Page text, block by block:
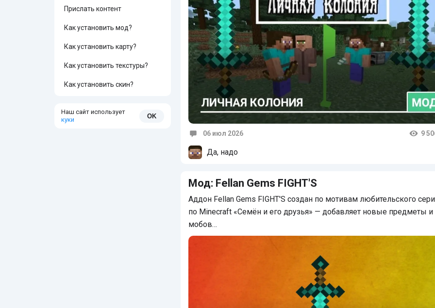
Прислать контент
Как установить мод?
Как установить карту?
Как установить текстуры?
Как установить скин?
Наш сайт использует
куки
OK
06 июл 2026 9
Да, надо
Мод: Fellan Gems FIGHT'S
Аддон Fellan Gems FIGHT'S создан по мотивам любительского
по Minecraft «Семён и его друзья» — добавляет новые предметы и
мобов…